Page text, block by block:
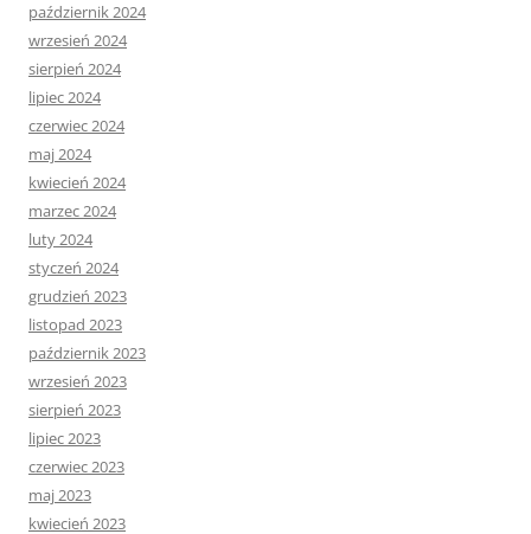
październik 2024
wrzesień 2024
sierpień 2024
lipiec 2024
czerwiec 2024
maj 2024
kwiecień 2024
marzec 2024
luty 2024
styczeń 2024
grudzień 2023
listopad 2023
październik 2023
wrzesień 2023
sierpień 2023
lipiec 2023
czerwiec 2023
maj 2023
kwiecień 2023